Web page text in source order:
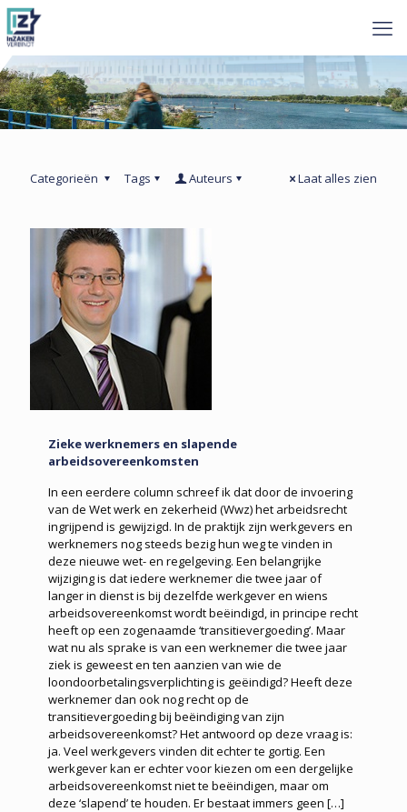
Categorieën Tags Auteurs Laat alles zien
Zieke werknemers en slapende
arbeidsovereenkomsten
In een eerdere column schreef ik dat door de invoering
van de Wet werk en zekerheid (Wwz) het arbeidsrecht
ingrijpend is gewijzigd. In de praktijk zijn werkgevers en
werknemers nog steeds bezig hun weg te vinden in
deze nieuwe wet- en regelgeving. Een belangrijke
wijziging is dat iedere werknemer die twee jaar of
langer in dienst is bij dezelfde werkgever en wiens
arbeidsovereenkomst wordt beëindigd, in principe recht
heeft op een zogenaamde ‘transitievergoeding’. Maar
wat nu als sprake is van een werknemer die twee jaar
ziek is geweest en ten aanzien van wie de
loondoorbetalingsverplichting is geëindigd? Heeft deze
werknemer dan ook nog recht op de
transitievergoeding bij beëindiging van zijn
arbeidsovereenkomst? Het antwoord op deze vraag is:
ja. Veel werkgevers vinden dit echter te gortig. Een
werkgever kan er echter voor kiezen om een dergelijke
arbeidsovereenkomst niet te beëindigen, maar om
deze ‘slapend’ te houden. Er bestaat immers geen […]